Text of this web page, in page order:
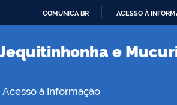
O
COMUNICA BR ACESSO À
e
Acesso à Informação